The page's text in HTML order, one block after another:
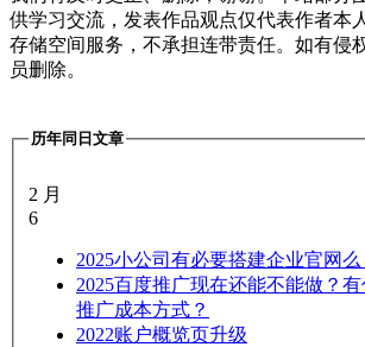
供学习交流，发表作品观点仅代表作者本
存储空间服务，不承担连带责任。如有侵
员删除。
历年同日文章
2 月
6
2025小公司有必要搭建企业官网么
2025百度推广现在还能不能做？
推广成本方式？
2022账户概览页升级